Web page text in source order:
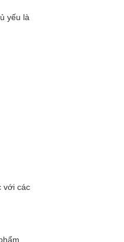
yếu là
với các